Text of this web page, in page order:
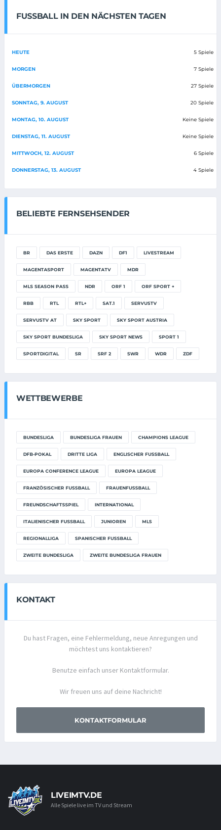
FUSSBALL IN DEN NÄCHSTEN TAGEN
HEUTE 5 Spiele
MORGEN 7 Spiele
ÜBERMORGEN 27 Spiele
SONNTAG, 9. AUGUST 20 Spiele
MONTAG, 10. AUGUST Keine Spiele
DIENSTAG, 11. AUGUST Keine Spiele
MITTWOCH, 12. AUGUST 6 Spiele
DONNERSTAG, 13. AUGUST 4 Spiele
BELIEBTE FERNSEHSENDER
BR DAS ERSTE DAZN DF1 LIVESTREAM
MAGENTASPORT MAGENTATV MDR
MLS SEASON PASS NDR ORF 1 ORF SPORT +
RBB RTL RTL+ SAT.1 SERVUSTV
SERVUSTV AT SKY SPORT SKY SPORT AUSTRIA
SKY SPORT BUNDESLIGA SKY SPORT NEWS SPORT 1
SPORTDIGITAL SR SRF 2 SWR WDR ZDF
WETTBEWERBE
BUNDESLIGA BUNDESLIGA FRAUEN CHAMPIONS LEAGUE
DFB-POKAL DRITTE LIGA ENGLISCHER FUSSBALL
EUROPA CONFERENCE LEAGUE EUROPA LEAGUE
FRANZÖSISCHER FUSSBALL FRAUENFUSSBALL
FREUNDSCHAFTSSPIEL INTERNATIONAL
ITALIENISCHER FUSSBALL JUNIOREN MLS
REGIONALLIGA SPANISCHER FUSSBALL
ZWEITE BUNDESLIGA ZWEITE BUNDESLIGA FRAUEN
KONTAKT
Du hast Fragen, eine Fehlermeldung, neue Anregungen und
möchtest uns kontaktieren?
Benutze einfach unser Kontaktformular.
Wir freuen uns auf deine Nachricht!
KONTAKTFORMULAR
LIVEIMTV.DE
Alle Spiele live im TV und Stream